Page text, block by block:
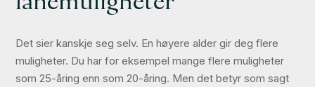
Det sier kanskje seg selv. En høyere alder gir deg flere
muligheter. Du har for eksempel mange flere muligheter
som 25-åring enn som 20-åring. Men det betyr som sagt